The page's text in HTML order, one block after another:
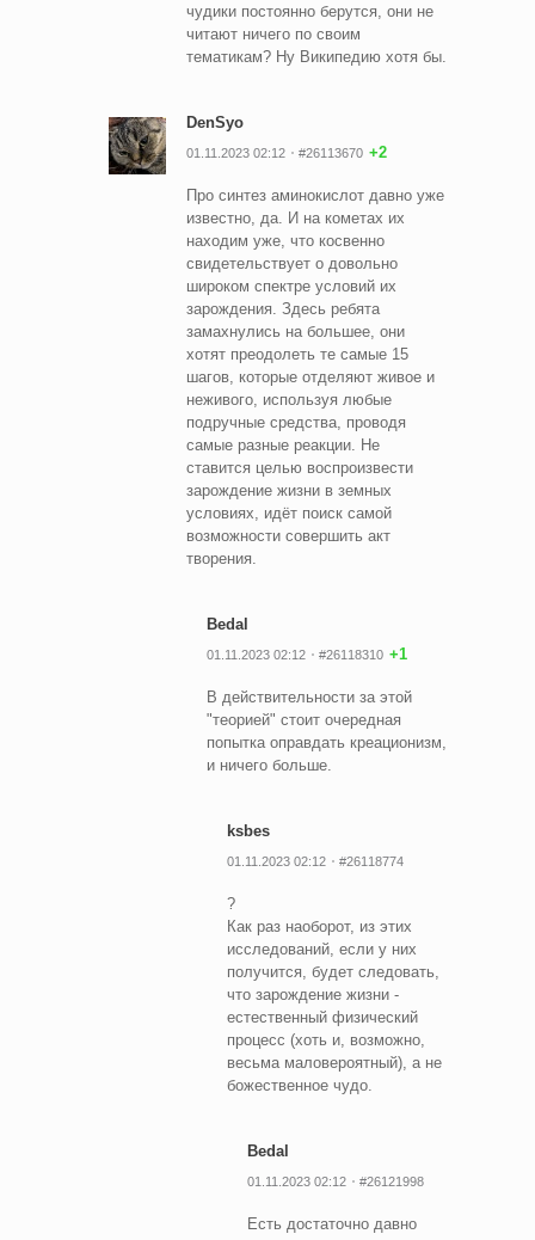
чудики постоянно берутся, они не
читают ничего по своим
тематикам? Ну Википедию хотя бы.
DenSyo
01.11.2023 02:12 #26113670 +2
Про синтез аминокислот давно уже
известно, да. И на кометах их
находим уже, что косвенно
свидетельствует о довольно
широком спектре условий их
зарождения. Здесь ребята
замахнулись на большее, они
хотят преодолеть те самые 15
шагов, которые отделяют живое и
неживого, используя любые
подручные средства, проводя
самые разные реакции. Не
ставится целью воспроизвести
зарождение жизни в земных
условиях, идёт поиск самой
возможности совершить акт
творения.
Bedal
01.11.2023 02:12 #26118310 +1
В действительности за этой
"теорией" стоит очередная
попытка оправдать креационизм,
и ничего больше.
ksbes
01.11.2023 02:12 #26118774
?
Как раз наоборот, из этих
исследований, если у них
получится, будет следовать,
что зарождение жизни -
естественный физический
процесс (хоть и, возможно,
весьма маловероятный), а не
божественное чудо.
Bedal
01.11.2023 02:12 #26121998
Есть достаточно давно